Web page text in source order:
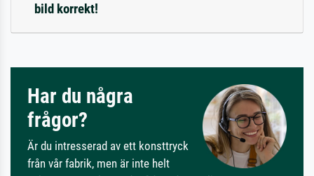
bild korrekt!
Har du några
frågor?
Är du intresserad av ett konsttryck
från vår fabrik, men är inte helt